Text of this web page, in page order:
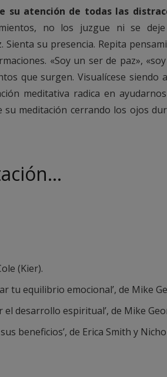
su atención de todas las
no los juzgue ni se
Sienta su presencia. Repita
«Soy un ser de paz»,
que surgen. Visualícese siendo
meditativa radica en
su meditación cerrando los ojos
(Kier).
tu equilibrio emocional’, de Mike
desarrollo espiritual’, de Mike
beneficios’, de Erica Smith y